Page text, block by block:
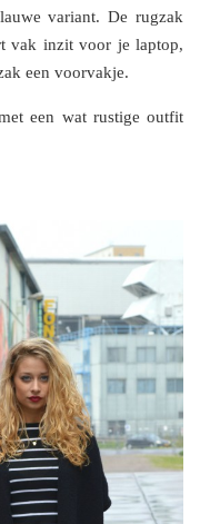
variant. De rugzak
vak inzit voor je laptop,
een voorvakje.
een wat rustige outfit